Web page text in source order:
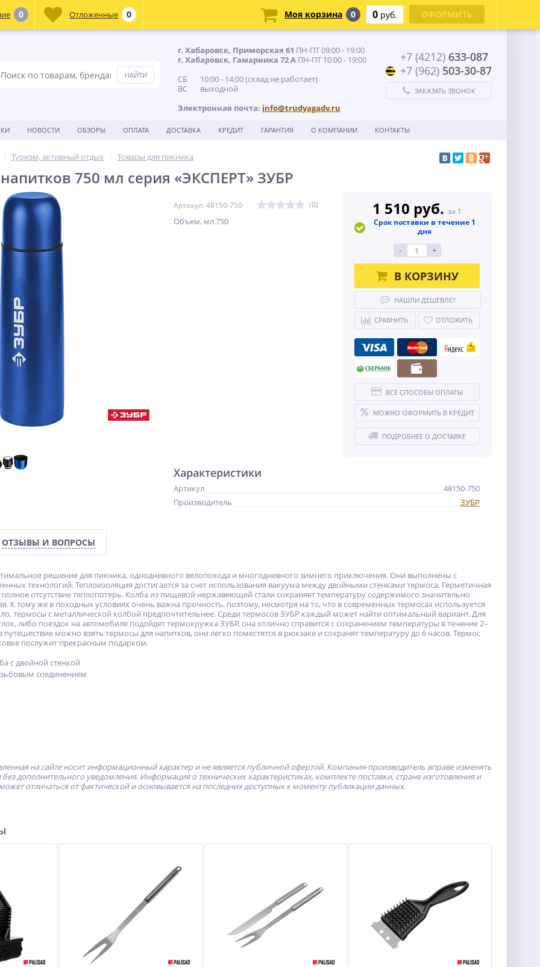
г. Хабаровск, Приморская 61 ПН-ПТ 09:00 - 19:00
г. Хабаровск, Гамарника 72 А ПН-ПТ 10:00 - 19:00
СБ 10:00 - 14:00 (склад не работает)
ВС выходной
Электронная почта: info@trudyagadv.ru
+7 (4212) 633-087
+7 (962) 503-30-87
ЗАКАЗАТЬ ЗВОНОК
НОВОСТИ ОБЗОРЫ ОПЛАТА ДОСТАВКА КРЕДИТ ГАРАНТИЯ О КОМПАНИИ КОНТАКТЫ
Туризм, активный отдых Товары для пикника
750 мл серия «ЭКСПЕРТ» ЗУБР
Артикул: 48150-750 (0)
Объем, мл 750
1 510 руб. за 1
Срок поставки в течение 1
дня
- +
В КОРЗИНУ
НАШЛИ ДЕШЕВЛЕ?
СРАВНИТЬ ОТЛОЖИТЬ
ВСЕ СПОСОБЫ ОПЛАТЫ
МОЖНО ОФОРМИТЬ В КРЕДИТ
ПОДРОБНЕЕ О ДОСТАВКЕ
Характеристики
Артикул
48150-750
Производитель
ЗУБР
ОТЗЫВЫ И ВОПРОСЫ
решение для пикника, однодневного велопохода и многодневного зимнего приключения. Они выполнены с
технологий. Теплоизоляция достигается за счет использования вакуума между двойными стенками термоса. Герметичная
отсутствие теплопотерь. Колба из пищевой нержавеющей стали сохраняет температуру содержимого значительно
К тому же в походных условиях очень важна прочность, поэтому, несмотря на то, что в современных термосах используется
термосы с металлической колбой предпочтительнее. Среди термосов ЗУБР каждый может найти оптимальный вариант. Для
либо поездок на автомобиле подойдет термокружка ЗУБР, она отлично справится с сохранением температуры в течение 2–
путешествие можно взять термосы для напитков, они легко поместятся в рюкзаке и сохранят температуру до 6 часов. Термос
послужит прекрасным подарком.
с двойной стенкой
соединением
на сайте носит информационный характер и не является публичной офертой. Компания-производитель вправе изменять
дополнительного уведомления. Информация о технических характеристиках, комплекте поставки, стране изготовления и
отличаться от фактической и основывается на последних доступных к моменту публикации данных.
0 Отложенные 0 Моя корзина 0 0 руб. ОФОРМИТЬ